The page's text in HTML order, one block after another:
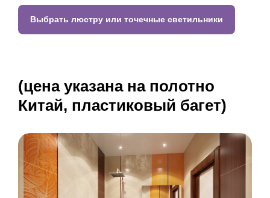
Выбрать люстру или точечные светильники
(цена указана на полотно
Китай, пластиковый багет)